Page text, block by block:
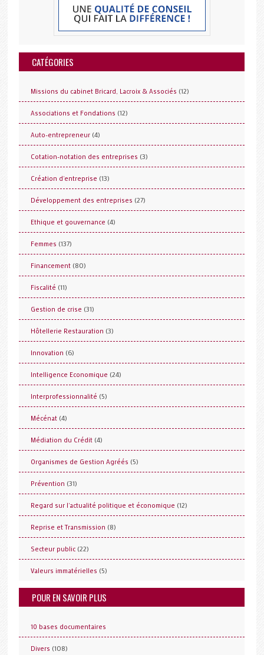
CATÉGORIES
Missions du cabinet Bricard, Lacroix & Associés (12)
Associations et Fondations (12)
Auto-entrepreneur (4)
Cotation-notation des entreprises (3)
Création d'entreprise (13)
Développement des entreprises (27)
Ethique et gouvernance (4)
Femmes (137)
Financement (80)
Fiscalité (11)
Gestion de crise (31)
Hôtellerie Restauration (3)
Innovation (6)
Intelligence Economique (24)
Interprofessionnalité (5)
Mécénat (4)
Médiation du Crédit (4)
Organismes de Gestion Agréés (5)
Prévention (31)
Regard sur l'actualité politique et économique (12)
Reprise et Transmission (8)
Secteur public (22)
Valeurs immatérielles (5)
POUR EN SAVOIR PLUS
10 bases documentaires
Divers (108)